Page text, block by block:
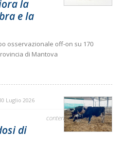
la
e la
osservazionale off-on su 170
di Mantova
Luglio 2026
contenuto sponsorizzato
di